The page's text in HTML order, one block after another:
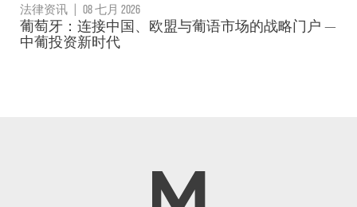
法律资讯 | 08 七月 2026
葡萄牙：连接中国、欧盟与葡语市场的战略门户 —
中葡投资新时代